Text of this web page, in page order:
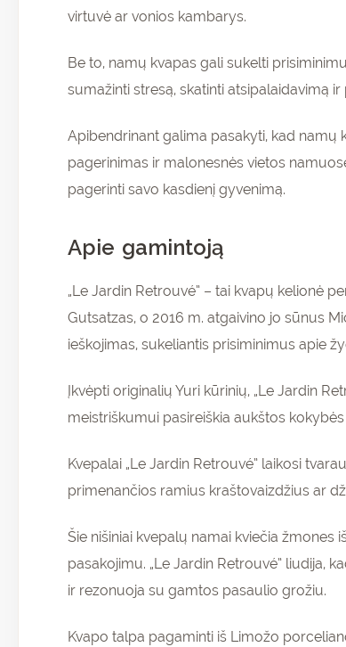
virtuvė ar vonios kambarys.
Be to, namų kvapas gali sukelti
sumažinti stresą, skatinti atsipalaidavimą
Apibendrinant galima pasakyti, kad
pagerinimas ir malonesnės vietos
pagerinti savo kasdienį gyvenimą.
Apie gamintoją
„Le Jardin Retrouvé” – tai kvapų kelionė
Gutsatzas, o 2016 m. atgaivino jo sūnus
ieškojimas, sukeliantis prisiminimus apie
Įkvėpti originalių Yuri kūrinių, „Le Jardin
meistriškumui pasireiškia aukštos
Kvepalai „Le Jardin Retrouvé” laikosi
primenančios ramius kraštovaizdžius ar
Šie nišiniai kvepalų namai kviečia
pasakojimu. „Le Jardin Retrouvé” liudija,
ir rezonuoja su gamtos pasaulio grožiu.
Kvapo talpa pagaminti iš Limožo